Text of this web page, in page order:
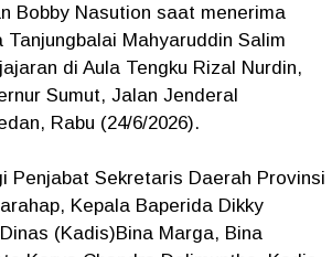
Bobby Nasution saat menerima
Tanjungbalai Mahyaruddin Salim
di Aula Tengku Rizal Nurdin,
Sumut, Jalan Jenderal
Rabu (24/6/2026).
Penjabat Sekretaris Daerah Provinsi
Kepala Baperida Dikky
(Kadis)Bina Marga, Bina